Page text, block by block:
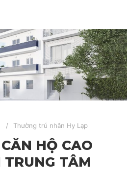
Thường trú nhân Hy Lạp
HỘ CAO
TRUNG TÂM